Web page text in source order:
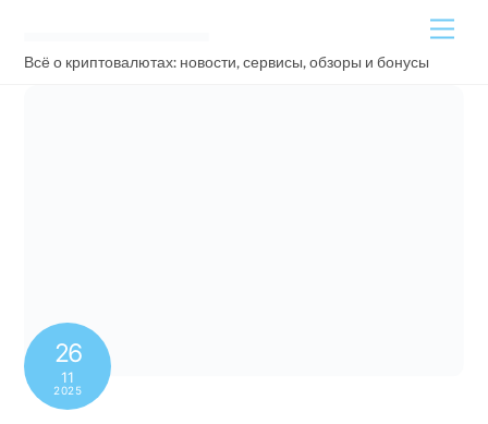
content
Всё о криптовалютах: новости, сервисы, обзоры и бонусы
26
11
2025